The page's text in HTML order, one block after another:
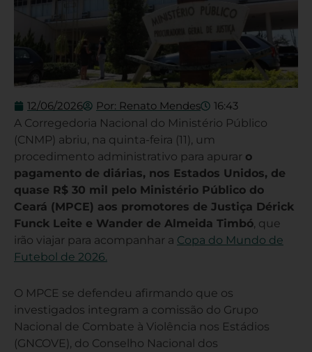
12/06/2026 Por: Renato Mendes 16:43
A Corregedoria Nacional do Ministério Público
(CNMP) abriu, na quinta-feira (11), um
procedimento administrativo para apurar o
pagamento de diárias, nos Estados Unidos, de
quase R$ 30 mil pelo Ministério Público do
Ceará (MPCE) aos promotores de Justiça Dérick
Funck Leite e Wander de Almeida Timbó, que
irão viajar para acompanhar a Copa do Mundo de
Futebol de 2026.
O MPCE se defendeu afirmando que os
investigados integram a comissão do Grupo
Nacional de Combate à Violência nos Estádios
(GNCOVE), do Conselho Nacional dos